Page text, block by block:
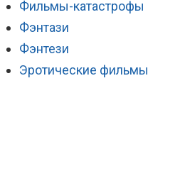
Фильмы-катастрофы
Фэнтази
Фэнтези
Эротические фильмы